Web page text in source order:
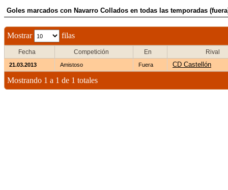
Goles marcados con Navarro Collados en todas las temporadas
Mostrar filas
Fecha Competición En Rival
21.03.2013 Amistoso Fuera CD Castellón
Mostrando 1 a 1 de 1 totales